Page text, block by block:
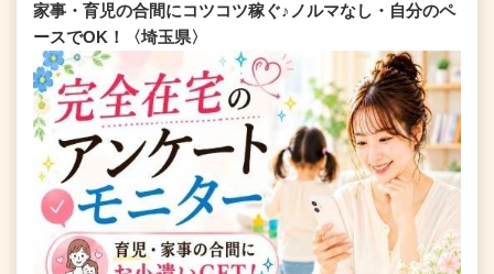
家事・育児の合間にコツコツ稼ぐ♪ノルマなし・自分のペ
ースでOK！〈埼玉県〉